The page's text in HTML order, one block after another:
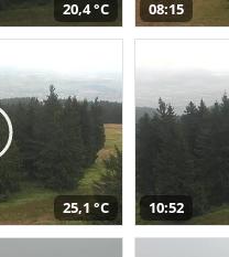
20,4 °C 08:15
25,1 °C 10:52